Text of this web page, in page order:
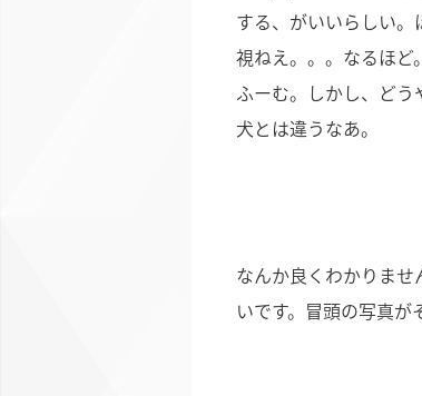
する、がいいらしい
視ねえ。。。なるほど
ふーむ。しかし、どう
犬とは違うなあ。
なんか良くわかりま
いです。冒頭の写真が